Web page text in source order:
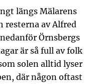
längs Mälarens
resterna av Alfred
Örnsbergs
är så full av folk
solen alltid lyser
där någon oftast